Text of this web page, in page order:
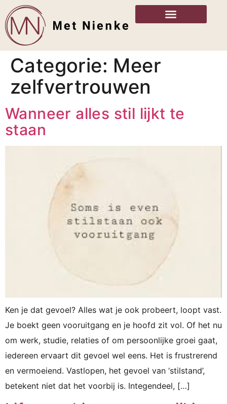
Categorie: Meer
zelfvertrouwen
Wanneer alles stil lijkt te
staan
Ken je dat gevoel? Alles wat je ook probeert, loopt vast.
Je boekt geen vooruitgang en je hoofd zit vol. Of het nu
om werk, studie, relaties of om persoonlijke groei gaat,
iedereen ervaart dit gevoel wel eens. Het is frustrerend
en vermoeiend. Vastlopen, het gevoel van ‘stilstand’,
betekent niet dat het voorbij is. Integendeel, […]